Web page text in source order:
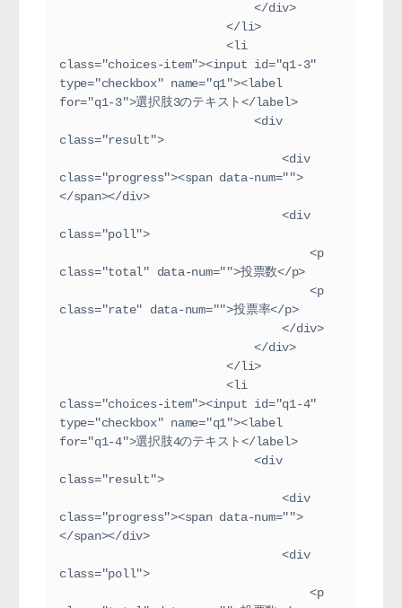
                            </div>
                        </li>
                        <li
class="choices-item"><input id="q1-3"
type="checkbox" name="q1"><label
for="q1-3">選択肢3のテキスト</label>
                            <div
class="result">
                                <div
class="progress"><span data-num="">
</span></div>
                                <div
class="poll">
                                    <p
class="total" data-num="">投票数</p>
                                    <p
class="rate" data-num="">投票率</p>
                                </div>
                            </div>
                        </li>
                        <li
class="choices-item"><input id="q1-4"
type="checkbox" name="q1"><label
for="q1-4">選択肢4のテキスト</label>
                            <div
class="result">
                                <div
class="progress"><span data-num="">
</span></div>
                                <div
class="poll">
                                    <p